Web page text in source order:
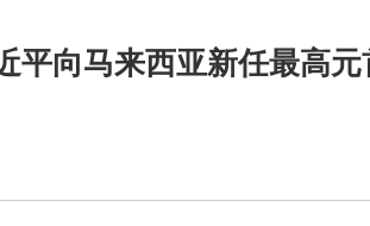
平向马来西亚新任最高